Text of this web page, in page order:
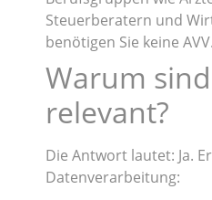
Steuerberatern und
benötigen Sie keine AVV.
Warum sind
relevant?
Die Antwort lautet: Ja.
Datenverarbeitung: